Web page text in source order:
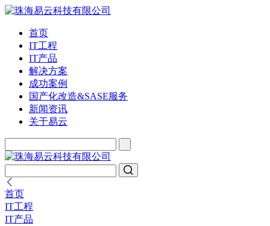
首页
IT工程
IT产品
解决方案
成功案例
国产化改造&SASE服务
新闻资讯
关于易云
首页
IT工程
IT产品